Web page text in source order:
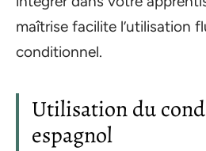
maîtrise facilite l’utilisation
conditionnel.
Utilisation du
espagnol